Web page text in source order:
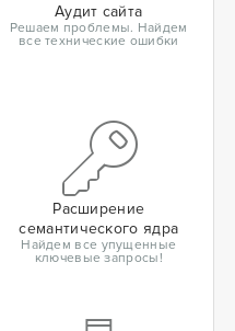
Аудит сайта
Решаем проблемы. Найдем
все технические ошибки
Расширение
семантического ядра
Найдем все упущенные
ключевые запросы!